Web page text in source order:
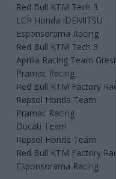
Red Bull KTM Tech 3
LCR Honda IDEMITSU
Esponsorama Racing
Red Bull KTM Tech 3
Aprilia Racing Team
Pramac Racing
Red Bull KTM Factory
Repsol Honda Team
Pramac Racing
Ducati Team
Repsol Honda Team
Red Bull KTM Factory
Esponsorama Racing